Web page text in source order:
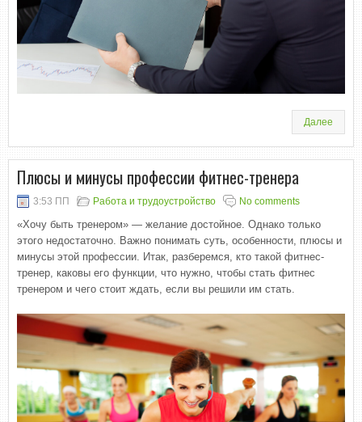
Далее
Плюсы и минусы профессии фитнес-тренера
3:53 ПП Работа и трудоустройство No comments
«Хочу быть тренером» — желание достойное. Однако только
этого недостаточно. Важно понимать суть, особенности, плюсы и
минусы этой профессии. Итак, разберемся, кто такой фитнес-
тренер, каковы его функции, что нужно, чтобы стать фитнес
тренером и чего стоит ждать, если вы решили им стать.